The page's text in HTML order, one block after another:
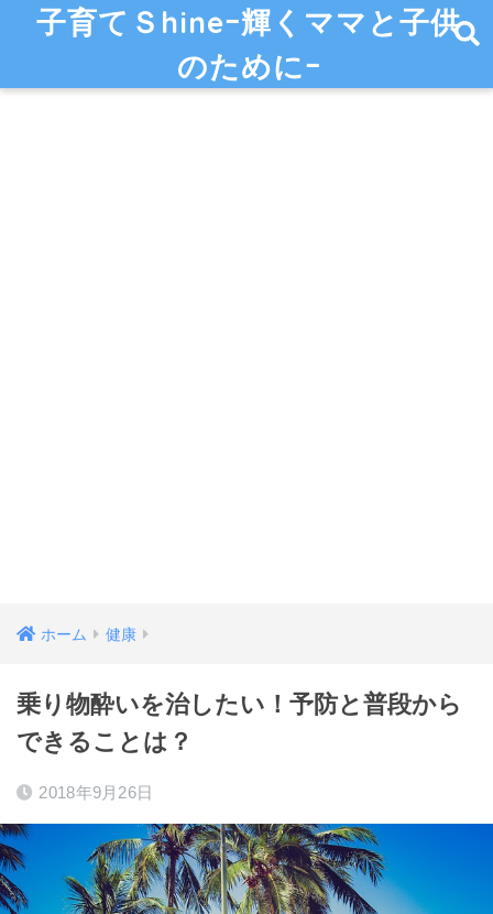
子育てＳhineｰ輝くママと子供
のためにｰ
ホーム 健康
乗り物酔いを治したい！予防と普段から
できることは？
2018年9月26日